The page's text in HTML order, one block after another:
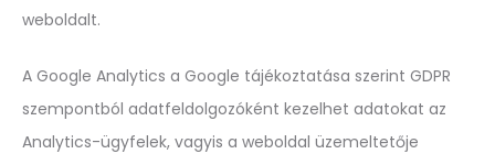
weboldalt.
A Google Analytics a Google tájékoztatása szerint GDPR
szempontból adatfeldolgozóként kezelhet adatokat az
Analytics-ügyfelek, vagyis a weboldal üzemeltetője